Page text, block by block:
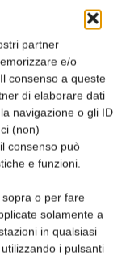
partner
e/o
consenso a queste
di elaborare dati
navigazione o gli ID
(non)
consenso può
e funzioni.
o per fare
solamente a
in qualsiasi
i pulsanti
si aggiorna per
la domanda cinese
di burro e formaggio
spalmabile
22-7-2026
15-7-2026